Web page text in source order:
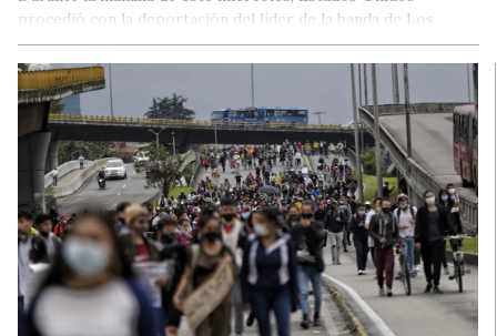
procedió con la deportación del líder de la banda de Los
Meleán,…